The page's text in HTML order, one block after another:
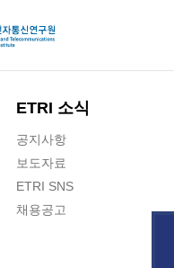
ETRI 소식
공지사항
보도자료
ETRI SNS
채용공고